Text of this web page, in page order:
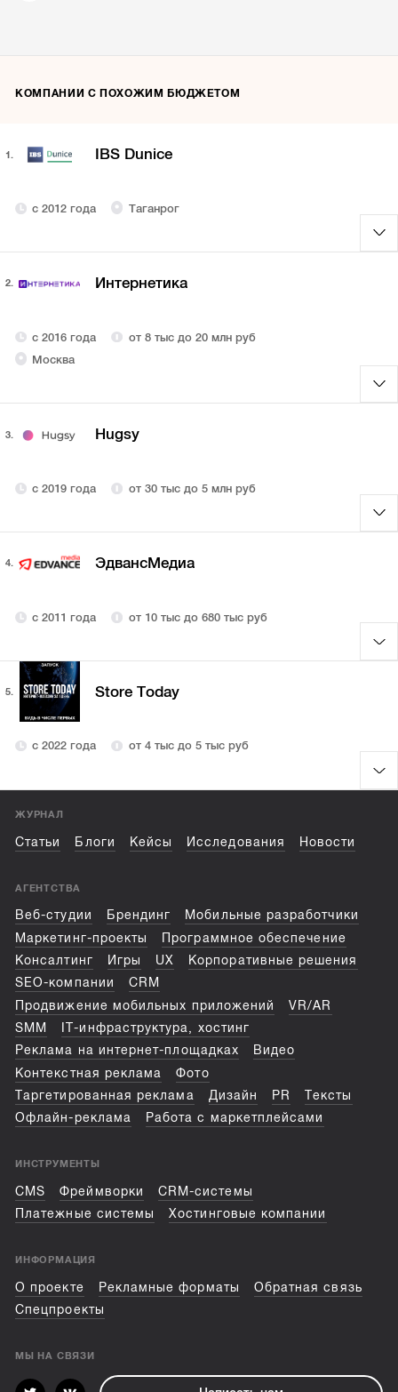
КОМПАНИИ С ПОХОЖИМ БЮДЖЕТОМ
1. IBS Dunice
с 2012 года Таганрог
2. Интернетика
с 2016 года
от 8 тыс до 20 млн руб
Москва
3. Hugsy
с 2019 года от 30 тыс до 5 млн руб
4. ЭдвансМедиа
с 2011 года от 10 тыс до 680 тыс руб
5. Store Today
с 2022 года от 4 тыс до 5 тыс руб
ЖУРНАЛ
Статьи Блоги Кейсы Исследования Новости
АГЕНТСТВА
Веб-студии Брендинг
Мобильные разработчики
Маркетинг-проекты
Программное обеспечение
Консалтинг
Игры UX
Корпоративные решения
SEO-компании
CRM
Продвижение мобильных приложений
VR/AR
SMM
IT-инфраструктура, хостинг
Реклама на интернет-площадках
Видео
Контекстная реклама
Фото
Таргетированная реклама
Дизайн PR
Тексты
Офлайн-реклама
Работа с маркетплейсами
ИНСТРУМЕНТЫ
CMS Фреймворки
CRM-системы
Платежные системы
Хостинговые компании
ИНФОРМАЦИЯ
О проекте Рекламные форматы
Обратная связь
Спецпроекты
МЫ НА СВЯЗИ